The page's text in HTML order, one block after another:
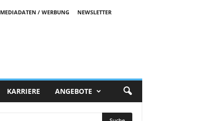
MEDIADATEN / WERBUNG
NEWSLETTER
KARRIERE ANGEBOTE